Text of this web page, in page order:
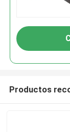
Productos